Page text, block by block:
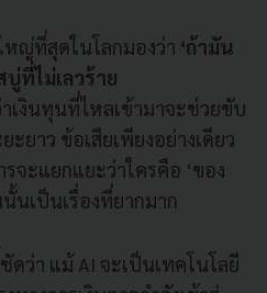
ญ่ที่สุดในโลกมองว่า ‘ถ้ามัน
ที่ไม่เลวร้าย
เงินทุนที่ไหลเข้ามาจะช่วยขับ
ยาว ข้อเสียเพียงอย่างเดียว
จะแยกแยะว่าใครคือ ‘ของ
นเป็นเรื่องที่ยากมาก
ว่า แม้ AI จะเป็นเทคโนโลยี